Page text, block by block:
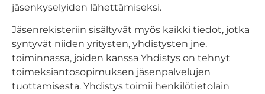
jäsenkyselyiden lähettämiseksi.
Jäsenrekisteriin sisältyvät myös kaikki tiedot, jotka
syntyvät niiden yritysten, yhdistysten jne.
toiminnassa, joiden kanssa Yhdistys on tehnyt
toimeksiantosopimuksen jäsenpalvelujen
tuottamisesta. Yhdistys toimii henkilötietolain